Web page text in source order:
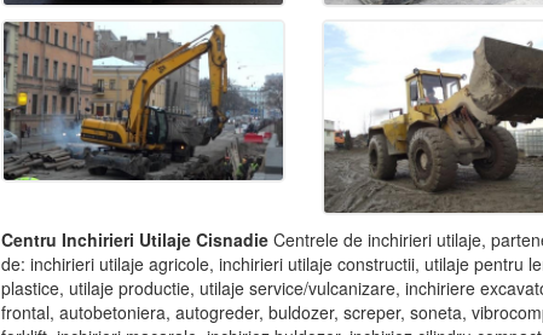
Centru Inchirieri Utilaje CisnadieCentrele de inchirieri utilaje,
de: inchirieri utilaje agricole, inchirieri utilaje constructii, utilaje pentru
plastice, utilaje productie, utilaje service/vulcanizare, inchiriere
frontal, autobetoniera, autogreder, buldozer, screper, soneta,